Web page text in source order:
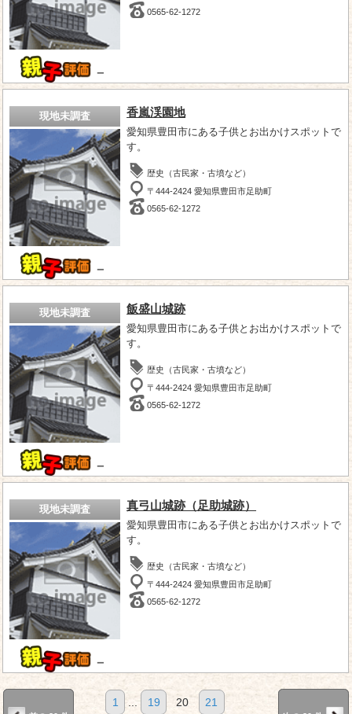
－
0565-62-1272
現地未調査
－
香嵐渓園地
愛知県豊田市にある子供とお出かけスポットで
す。
歴史（古民家・古墳など）
〒444-2424 愛知県豊田市足助町
0565-62-1272
現地未調査
－
飯盛山城跡
愛知県豊田市にある子供とお出かけスポットで
す。
歴史（古民家・古墳など）
〒444-2424 愛知県豊田市足助町
0565-62-1272
現地未調査
－
真弓山城跡（足助城跡）
愛知県豊田市にある子供とお出かけスポットで
す。
歴史（古民家・古墳など）
〒444-2424 愛知県豊田市足助町
0565-62-1272
1 19 20 21